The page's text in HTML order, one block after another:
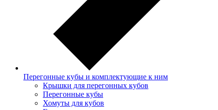
Перегонные кубы и комплектующие к ним
Крышки для перегонных кубов
Перегонные кубы
Хомуты для кубов